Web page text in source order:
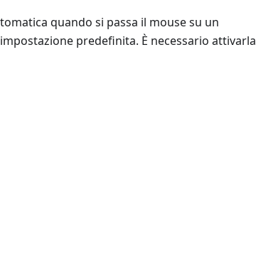
quando si passa il mouse su un
predefinita. È necessario attivarla